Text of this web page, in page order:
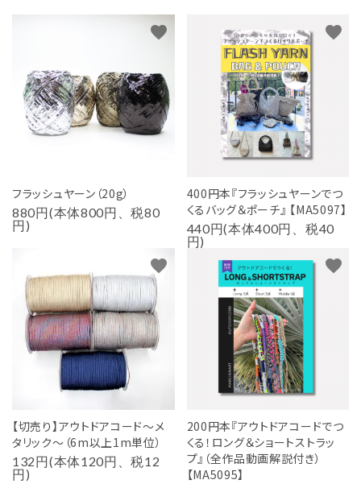
フラッシュヤーン（20g）
880円(本体800円、税80
円)
favorite
400円本『フラッシュヤーンでつ
くるバッグ＆ポーチ』 【MA5097】
440円(本体400円、税40
円)
favorite
【切売り】アウトドアコード～メ
タリック～（6m以上1m単位）
132円(本体120円、税12
円)
favorite
200円本『アウトドアコードでつ
くる！ロング＆ショートストラッ
プ』（全作品動画解説付き）
【MA5095】
favorite